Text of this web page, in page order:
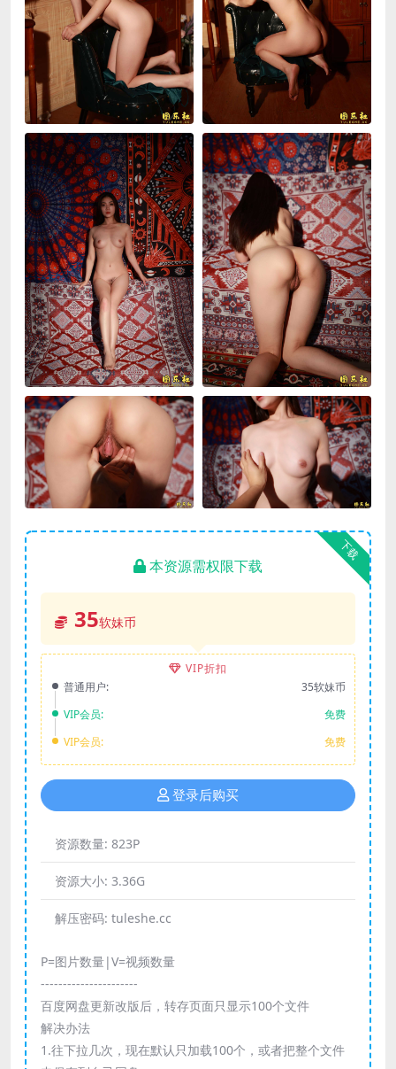
下载
本资源需权限下载
35软妹币
VIP折扣
普通用户:
35软妹币
VIP会员:
免费
VIP会员:
免费
登录后购买
资源数量: 823P
资源大小: 3.36G
解压密码: tuleshe.cc
P=图片数量|V=视频数量
----------------------
百度网盘更新改版后，转存页面只显示100个文件
解决办法
1.往下拉几次，现在默认只加载100个，或者把整个文件